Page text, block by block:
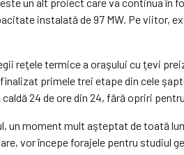
instalată de 97 MW. Pe
reţele termice a oraşului cu ţevi
primele trei etape din cele
24 de ore din 24, fără opriri
un moment mult aşteptat de toată
vor începe forajele pentru studiul